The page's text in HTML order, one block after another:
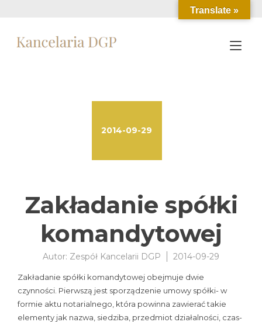
2014-09-29
Zakładanie spółki
komandytowej
Autor: Zespół Kancelarii DGP 2014-09-29
Zakładanie spółki komandytowej obejmuje dwie
czynności. Pierwszą jest sporządzenie umowy spółki- w
formie aktu notarialnego, która powinna zawierać takie
elementy jak nazwa, siedziba, przedmiot działalności, czas-
Translate »